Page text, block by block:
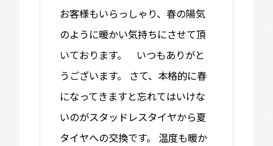
お客様もいらっしゃり、春の陽気
のように暖かい気持ちにさせて頂
いております。 いつもありがと
うございます。 さて、本格的に春
になってきますと忘れてはいけな
いのがスタッドレスタイヤから夏
タイヤへの交換です。 温度も暖か